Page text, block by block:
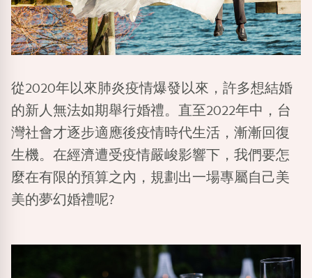
從2020年以來肺炎疫情爆發以來，許多想結婚
的新人無法如期舉行婚禮。直至2022年中，台
灣社會才逐步適應後疫情時代生活，漸漸回復
生機。在經濟遭受疫情嚴峻影響下，我們要怎
麼在有限的預算之內，規劃出一場專屬自己美
美的夢幻婚禮呢?